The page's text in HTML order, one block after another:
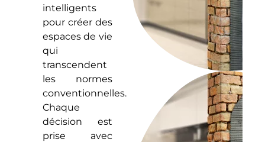
intelligents
pour créer des
espaces de vie
qui
transcendent
les normes
conventionnelles.
Chaque
décision est
prise avec